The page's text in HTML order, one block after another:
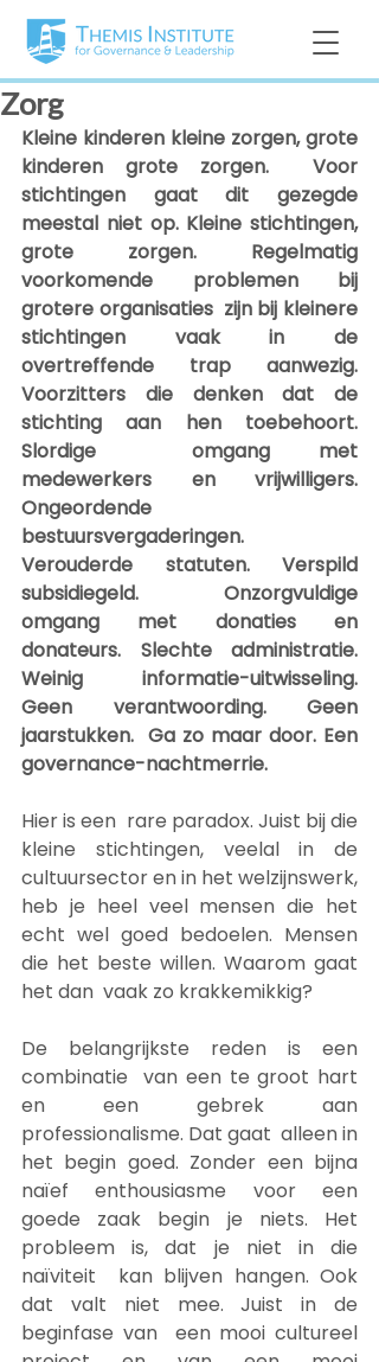
Zorg
Kleine kinderen kleine zorgen, grote
kinderen grote zorgen.  Voor
stichtingen gaat dit gezegde
meestal niet op. Kleine stichtingen,
grote zorgen. Regelmatig
voorkomende problemen bij
grotere organisaties  zijn bij kleinere
stichtingen vaak in de
overtreffende trap aanwezig.
Voorzitters die denken dat de
stichting aan hen toebehoort.
Slordige  omgang met
medewerkers en vrijwilligers.
Ongeordende
bestuursvergaderingen.
Verouderde statuten. Verspild
subsidiegeld.  Onzorgvuldige
omgang met donaties en
donateurs. Slechte administratie.
Weinig informatie-uitwisseling.
Geen verantwoording. Geen
jaarstukken.  Ga zo maar door. Een
governance-nachtmerrie.
Hier is een  rare paradox. Juist bij die
kleine stichtingen, veelal in de
cultuursector en in het welzijnswerk,
heb je heel veel mensen die het
echt wel goed bedoelen. Mensen
die het beste willen. Waarom gaat
het dan  vaak zo krakkemikkig?
De belangrijkste reden is een
combinatie  van een te groot hart
en een gebrek aan
professionalisme. Dat gaat  alleen in
het begin goed. Zonder een bijna
naïef enthousiasme voor een
goede zaak begin je niets. Het
probleem is, dat je niet in die
naïviteit  kan blijven hangen. Ook
dat valt niet mee. Juist in de
beginfase van  een mooi cultureel